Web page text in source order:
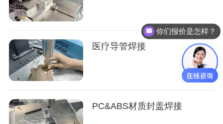
医疗导管焊接
PC&ABS材质封盖焊接
你们报价是怎样？